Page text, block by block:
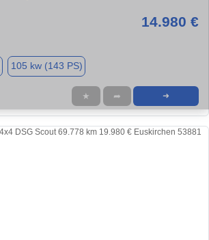
14.980 €
105 kw (143 PS)
★ ➦ ➜